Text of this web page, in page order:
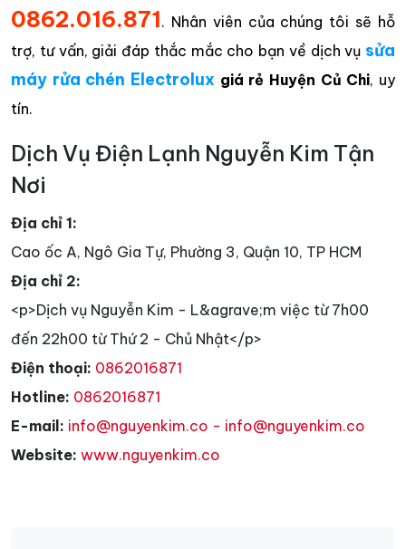
0862.016.871. Nhân viên của chúng tôi sẽ hỗ
trợ, tư vấn, giải đáp thắc mắc cho bạn về dịch vụ sửa
máy rửa chén Electrolux giá rẻ Huyện Củ Chi, uy
tín.
Dịch Vụ Điện Lạnh Nguyễn Kim Tận
Nơi
Địa chỉ 1:
Cao ốc A, Ngô Gia Tự, Phường 3, Quận 10, TP HCM
Địa chỉ 2:
<p>Dịch vụ Nguyễn Kim - L&agrave;m việc từ 7h00
đến 22h00 từ Thứ 2 - Chủ Nhật</p>
Điện thoại: 0862016871
Hotline: 0862016871
E-mail: info@nguyenkim.co - info@nguyenkim.co
Website: www.nguyenkim.co